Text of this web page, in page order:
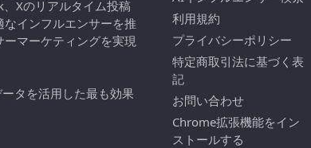
Xのリアルタイム投稿
インフルエンサーを推
マーケティングを実現
タを活用した最も効果
利用規約
プライバシーポリシー
特定商取引法に基づく表
記
お問い合わせ
Chrome拡張機能をイン
ストールする